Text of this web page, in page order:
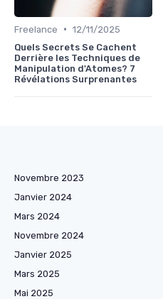
Freelance • 12/11/2025
Quels Secrets Se Cachent
Derrière les Techniques de
Manipulation d'Atomes? 7
Révélations Surprenantes
Novembre 2023
Janvier 2024
Mars 2024
Novembre 2024
Janvier 2025
Mars 2025
Mai 2025